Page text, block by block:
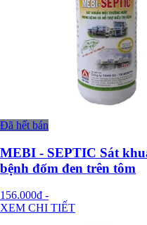
Đã hết bán
MEBI - SEPTIC Sát
bệnh đốm đen trên tôm
156.000đ -
XEM CHI TIẾT